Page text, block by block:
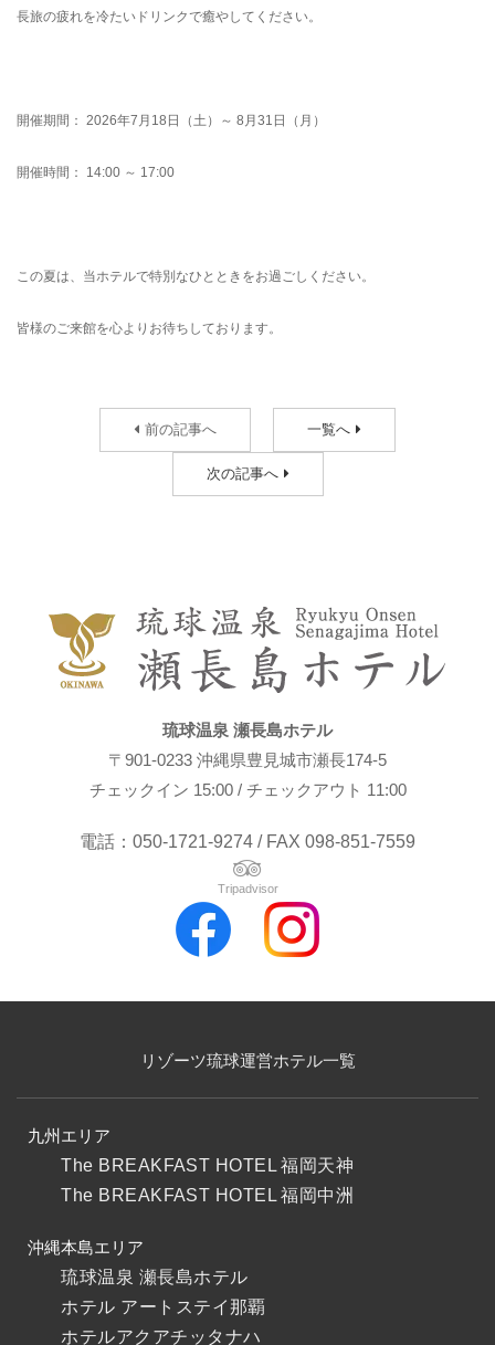
長旅の疲れを冷たいドリンクで癒やしてください。
開催期間： 2026年7月18日（土）～ 8月31日（月）
開催時間： 14:00 ～ 17:00
この夏は、当ホテルで特別なひとときをお過ごしください。
皆様のご来館を心よりお待ちしております。
前の記事へ 一覧へ
次の記事へ
琉球温泉 瀬長島ホテル
〒901-0233 沖縄県豊見城市瀬長174-5
チェックイン 15:00 / チェックアウト 11:00
電話：050-1721-9274 / FAX 098-851-7559
Tripadvisor
リゾーツ琉球運営ホテル一覧
九州エリア
The BREAKFAST HOTEL 福岡天神
The BREAKFAST HOTEL 福岡中洲
沖縄本島エリア
琉球温泉 瀬長島ホテル
ホテル アートステイ那覇
ホテルアクアチッタナハ